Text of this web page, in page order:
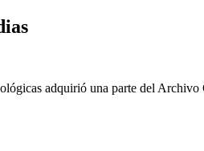
adquirió una parte del